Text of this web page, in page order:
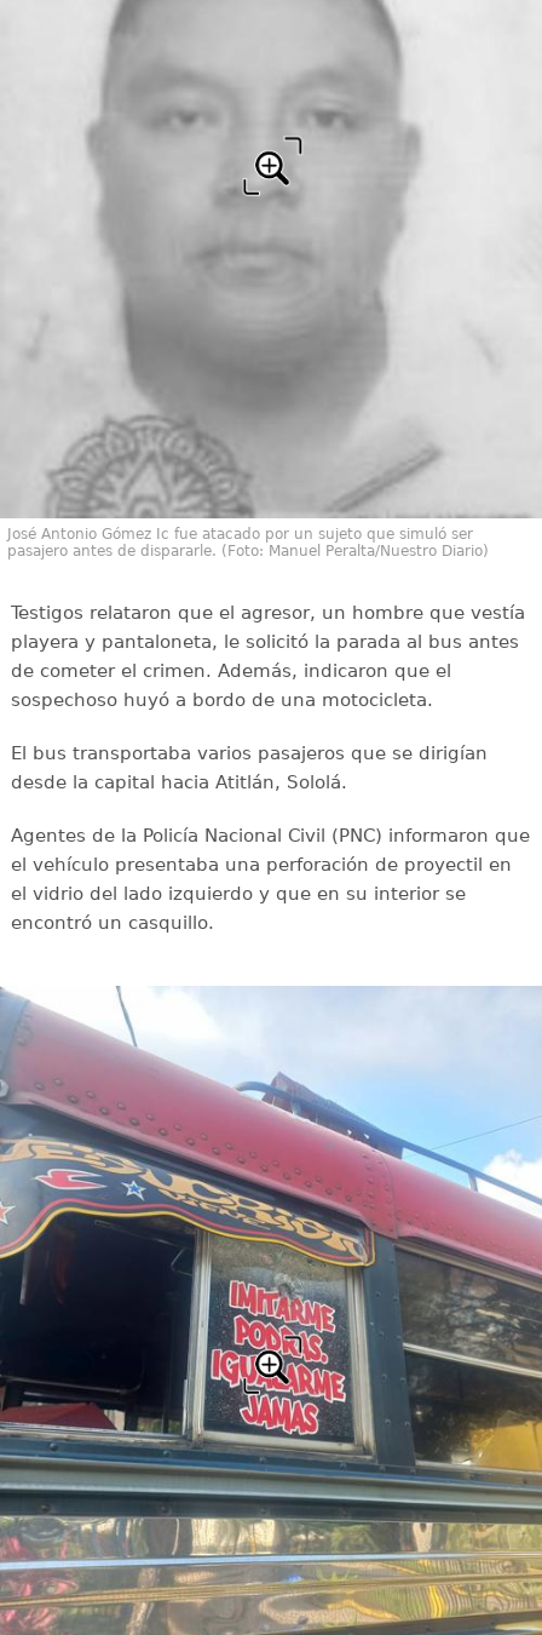
José Antonio Gómez Ic fue atacado por un sujeto que simuló ser
pasajero antes de dispararle. (Foto: Manuel Peralta/Nuestro Diario)
Testigos relataron que el agresor, un hombre que vestía
playera y pantaloneta, le solicitó la parada al bus antes
de cometer el crimen. Además, indicaron que el
sospechoso huyó a bordo de una motocicleta.
El bus transportaba varios pasajeros que se dirigían
desde la capital hacia Atitlán, Sololá.
Agentes de la Policía Nacional Civil (PNC) informaron que
el vehículo presentaba una perforación de proyectil en
el vidrio del lado izquierdo y que en su interior se
encontró un casquillo.